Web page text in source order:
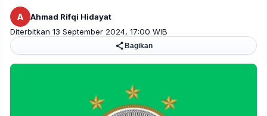
A
Ahmad Rifqi Hidayat
Diterbitkan 13 September 2024, 17:00 WIB
Bagikan